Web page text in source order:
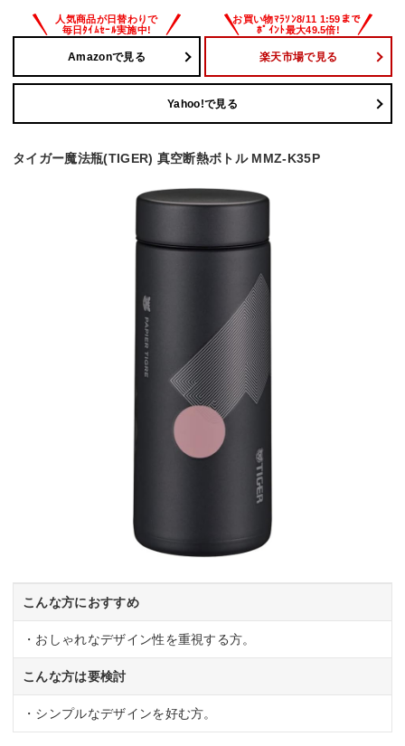
Amazonで見る 楽天市場で見る
Yahoo!で見る
タイガー魔法瓶(TIGER) 真空断熱ボトル MMZ-K35P
こんな方におすすめ
・おしゃれなデザイン性を重視する方。
こんな方は要検討
・シンプルなデザインを好む方。